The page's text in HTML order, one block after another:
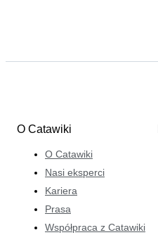
O Catawiki
O Catawiki
Nasi eksperci
Kariera
Prasa
Współpraca z Catawiki